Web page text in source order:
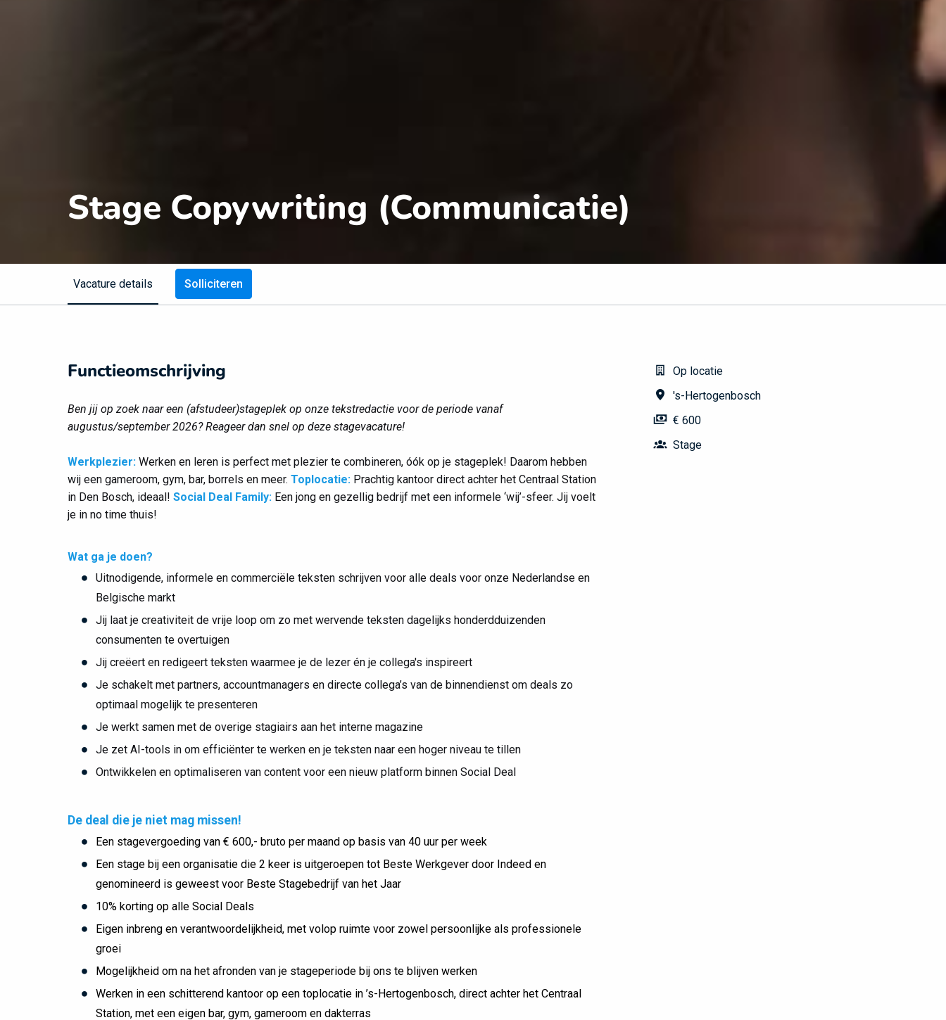
Stage Copywriting (Communicatie)
Vacature details Solliciteren
Functieomschrijving
Ben jij op zoek naar een (afstudeer)stageplek op onze tekstredactie voor de periode vanaf
augustus/september 2026? Reageer dan snel op deze stagevacature!
Werkplezier: Werken en leren is perfect met plezier te combineren, óók op je stageplek! Daarom hebben
wij een gameroom, gym, bar, borrels en meer. Toplocatie: Prachtig kantoor direct achter het Centraal Station
in Den Bosch, ideaal! Social Deal Family: Een jong en gezellig bedrijf met een informele ‘wij’-sfeer. Jij voelt
je in no time thuis!
Wat ga je doen?
Uitnodigende, informele en commerciële teksten schrijven voor alle deals voor onze Nederlandse en
Belgische markt
Jij laat je creativiteit de vrije loop om zo met wervende teksten dagelijks honderdduizenden
consumenten te overtuigen
Jij creëert en redigeert teksten waarmee je de lezer én je collega's inspireert
Je schakelt met partners, accountmanagers en directe collega’s van de binnendienst om deals zo
optimaal mogelijk te presenteren
Je werkt samen met de overige stagiairs aan het interne magazine
Je zet AI-tools in om efficiënter te werken en je teksten naar een hoger niveau te tillen
Ontwikkelen en optimaliseren van content voor een nieuw platform binnen Social Deal
De deal die je niet mag missen!
Een stagevergoeding van € 600,- bruto per maand op basis van 40 uur per week
Een stage bij een organisatie die 2 keer is uitgeroepen tot Beste Werkgever door Indeed en
genomineerd is geweest voor Beste Stagebedrijf van het Jaar
10% korting op alle Social Deals
Eigen inbreng en verantwoordelijkheid, met volop ruimte voor zowel persoonlijke als professionele
groei
Mogelijkheid om na het afronden van je stageperiode bij ons te blijven werken
Werken in een schitterend kantoor op een toplocatie in ’s-Hertogenbosch, direct achter het Centraal
Station, met een eigen bar, gym, gameroom en dakterras
Op locatie
's-Hertogenbosch
€ 600
Stage